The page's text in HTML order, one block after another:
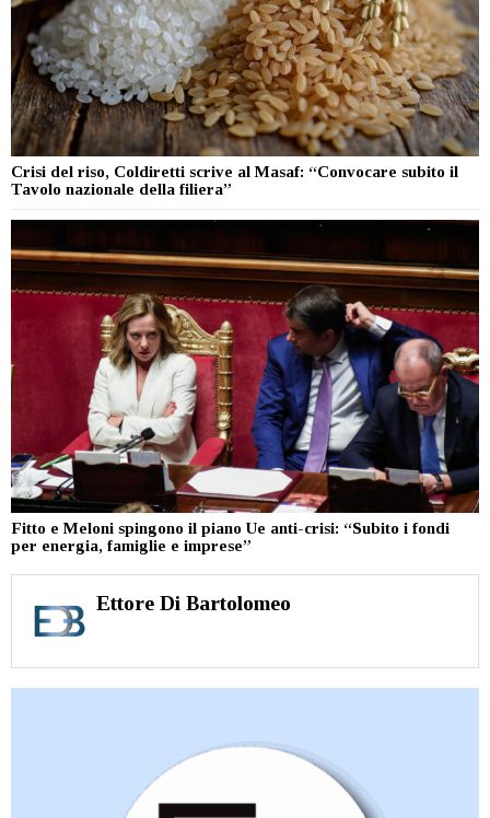
Crisi del riso, Coldiretti scrive al Masaf: “Convocare subito il
Tavolo nazionale della filiera”
Fitto e Meloni spingono il piano Ue anti-crisi: “Subito i fondi
per energia, famiglie e imprese”
Ettore Di Bartolomeo